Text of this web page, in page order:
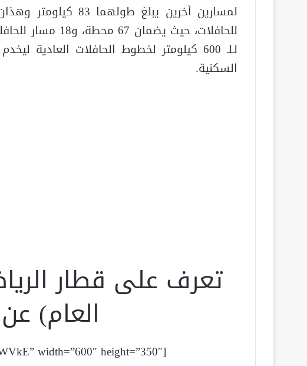
لمسارين أخرين يبلغ
للحافلات، حيث
لـلـ 600 كيلومتر لخطوط الحافلات
السكنية.
تعرف على قطار
العام)
[youtube id=”VQ7eMcSWVkE” width=”600″ height=”350″]